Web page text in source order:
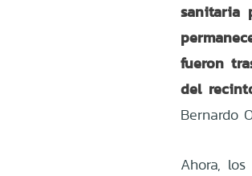
sanitaria
fueron
del
Bernardo
Ahora,